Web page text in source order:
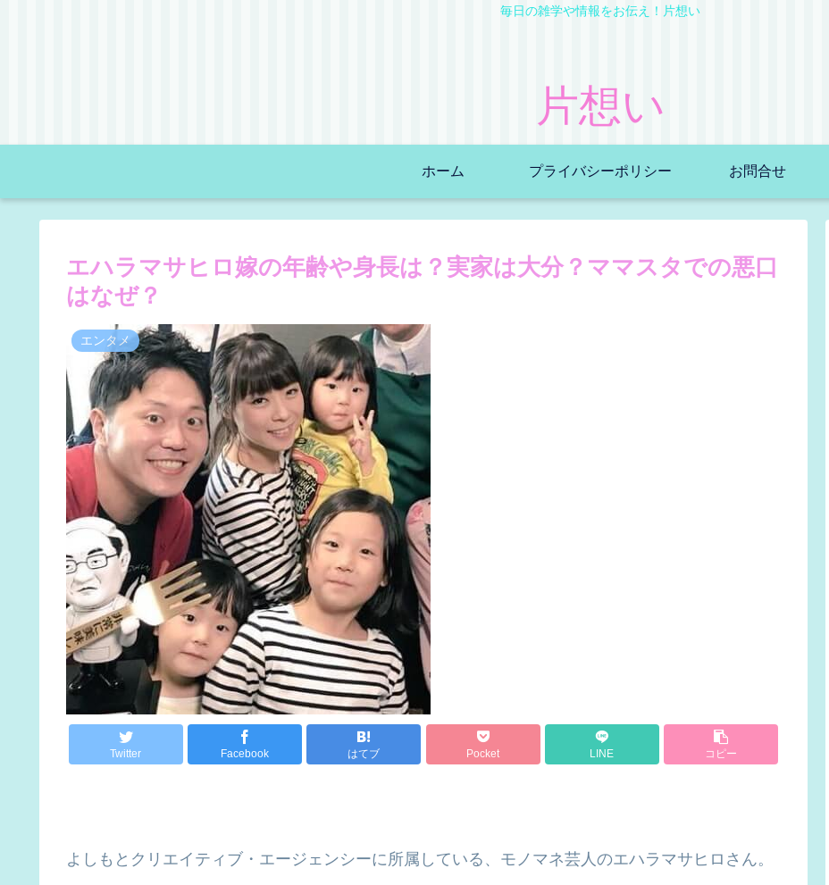
毎日の雑学や情報をお伝え！片想い
片想い
ホーム プライバシーポリシー お問合せ
エハラマサヒロ嫁の年齢や身長は？実家は大分？ママスタでの悪口
はなぜ？
エンタメ
Twitter Facebook はてブ Pocket LINE コピー
よしもとクリエイティブ・エージェンシーに所属している、モノマネ芸人のエハラマサヒロさん。